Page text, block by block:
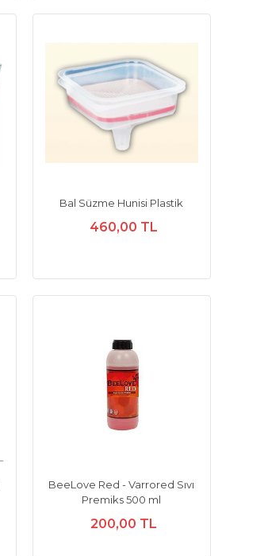
Bal Süzme Hunisi Plastik
460,00 TL
BeeLove Red - Varrored Sıvı
Premiks 500 ml
200,00 TL